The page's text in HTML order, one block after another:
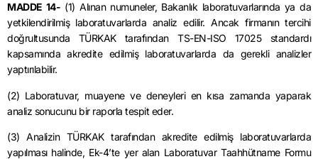
MADDE 14- (1) Alınan numuneler, Bakanlık laboratuvarlarında ya da
yetkilendirilmiş laboratuvarlarda analiz edilir. Ancak firmanın tercihi
doğrultusunda TÜRKAK tarafından TS-EN-ISO 17025 standardı
kapsamında akredite edilmiş laboratuvarlarda da gerekli analizler
yaptırılabilir.
(2) Laboratuvar, muayene ve deneyleri en kısa zamanda yaparak
analiz sonucunu bir raporla tespit eder.
(3) Analizin TÜRKAK tarafından akredite edilmiş laboratuvarlarda
yapılması halinde, Ek-4’te yer alan Laboratuvar Taahhütname Formu